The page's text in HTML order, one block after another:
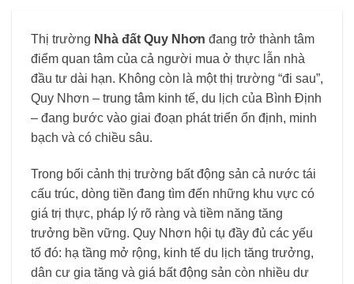
Thị trường Nhà đất Quy Nhơn đang trở thành tâm
điểm quan tâm của cả người mua ở thực lẫn nhà
đầu tư dài hạn. Không còn là một thị trường “đi sau”,
Quy Nhơn – trung tâm kinh tế, du lịch của Bình Định
– đang bước vào giai đoạn phát triển ổn định, minh
bạch và có chiều sâu.
Trong bối cảnh thị trường bất động sản cả nước tái
cấu trúc, dòng tiền đang tìm đến những khu vực có
giá trị thực, pháp lý rõ ràng và tiềm năng tăng
trưởng bền vững. Quy Nhơn hội tụ đầy đủ các yếu
tố đó: hạ tầng mở rộng, kinh tế du lịch tăng trưởng,
dân cư gia tăng và giá bất động sản còn nhiều dư